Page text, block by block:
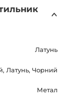
дозволяє
від 6 до
вашу
кухні або
Латунь
Латунь, Чорний
Метал